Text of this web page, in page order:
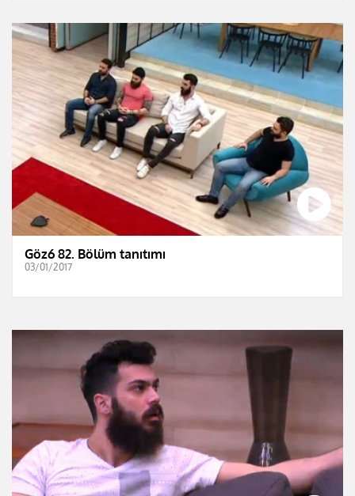
Göz6 82. Bölüm tanıtımı
03/01/2017